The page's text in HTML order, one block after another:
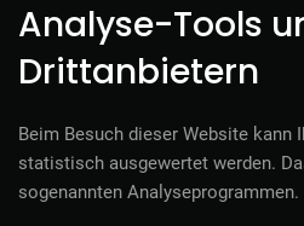
Analyse-Tools
Dritt­anbietern
Beim Besuch dieser Website kann
statistisch ausgewertet werden.
sogenannten Analyseprogrammen.